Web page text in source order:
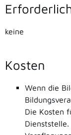
keine
Kosten
Wenn die
Die Kosten